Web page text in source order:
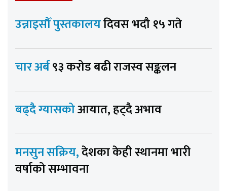
उन्नाइसौँ पुस्तकालयदिवस भदौ १५ गते
चार अर्ब९३ करोड बढी राजस्व सङ्कलन
बढ्दै ग्यासकोआयात, हट्दै अभाव
मनसुन सक्रिय,देशका केही स्थानमा भारी
वर्षाको सम्भावना